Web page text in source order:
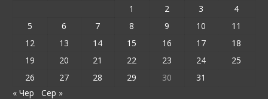
1
2 3
4
5
6 7 8 9 10
11
12
13 14 15 16 17
18
19
20 21 22 23 24
25
26
27 28 29 30
31
« Чер
Сер »